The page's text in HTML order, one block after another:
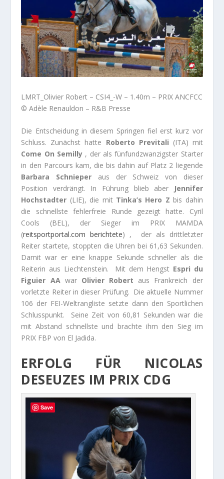
LMRT_Olivier Robert – CSI4_-W – 1.40m – PRIX ANCFCC
© Adèle Renauldon – R&B Presse
Die Entscheidung in diesem Springen fiel erst kurz vor
Schluss. Zunächst hatte Roberto Previtali (ITA) mit
Come On Semilly , der als fünfundzwanzigster Starter
in den Parcours kam, die bis dahin auf Platz 2 liegende
Barbara Schnieper aus der Schweiz von dieser
Position verdrängt. In Führung blieb aber
Jennifer
Hochstadter (LIE), die mit Tinka’s Hero Z bis dahin
die schnellste fehlerfreie Runde gezeigt hatte. Cyril
Cools (BEL), der Sieger im PRIX MAMDA
(reitsportportal.com berichtete) , der als drittletzter
Reiter startete, stoppten die Uhren bei 61,63 Sekunden.
Damit war er eine knappe Sekunde schneller als die
Reiterin aus Liechtenstein. Mit dem Hengst Espri du
Figuier AA war Olivier Robert aus Frankreich der
vorletzte Reiter in dieser Prüfung. Die aktuelle Nummer
106 der FEI-Weltrangliste setzte dann den Sportlichen
Schlusspunkt. Seine Zeit von 60,81 Sekunden war die
mit Abstand schnellste und brachte ihm den Sieg im
PRIX FBP von El Jadida.
ERFOLG FÜR NICOLAS
DESEUZES IM PRIX CDG
Save